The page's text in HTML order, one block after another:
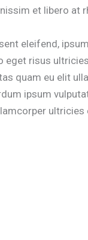
et libero at
eleifend,
eget risus
quam eu elit
ipsum
ultricies